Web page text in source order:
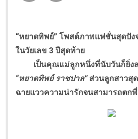
“หยาดทิพย์” โพสต์ภาพแฟชั่นสุดปัง
ในวัยเลข 3 ปีสุดท้าย
เป็นคุณแม่ลูกหนึ่งที่นับวันก็ยิ่งส
“หยาดทิพย์ ราชปาล”ส่วนลูกสาวสุ
ฉายแววความน่ารักจนสามารถตกพี่